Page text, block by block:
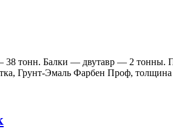
38 тонн. Балки — двутавр — 2
Грунт-Эмаль Фарбен Проф,